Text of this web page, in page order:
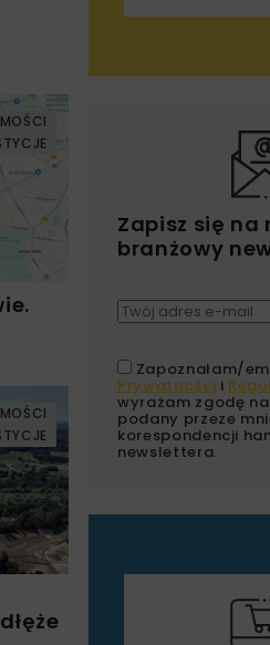
Zapisz się na
branżowy
Zapoznałam/
Prywatności i
wyrażam zgodę
podany przeze
korespondencji
newslettera.